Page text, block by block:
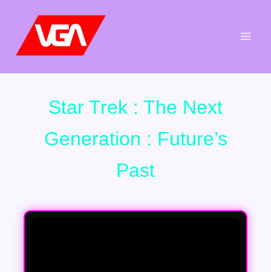
contenu
Star Trek : The Next
Generation : Future’s
Past